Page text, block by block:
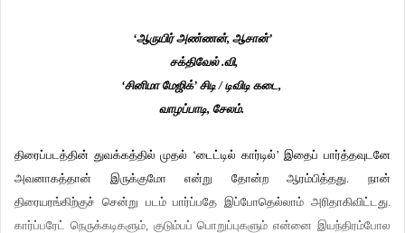
‘ஆருயிர் அண்ணன், ஆசான்’
சக்திவேல் .வி,
‘சினிமா மேஜிக்’ சிடி / டிவிடி கடை,
வாழப்பாடி, சேலம்.
திரைப்படத்தின் துவக்கத்தில் முதல் ‘டைட்டில் கார்டில்’ இதைப் பார்த்தவுடனே
அவனாகத்தான் இருக்குமோ என்று தோன்ற ஆரம்பித்தது. நான்
திரையரங்கிற்குச் சென்று படம் பார்ப்பதே இப்போதெல்லாம் அரிதாகிவிட்டது.
கார்ப்பரேட் நெருக்கடிகளும், குடும்பப் பொறுப்புகளும் என்னை இயந்திரம்போல